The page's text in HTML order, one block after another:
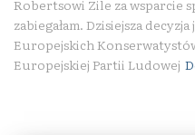
Robertsowi Zile za wsparcie
zabiegałam. Dzisiejsza
Europejskich
Europejskiej Partii Ludowej